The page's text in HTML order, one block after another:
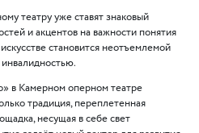
театру уже ставят знаковый
и акцентов на важности понятия
становится неотъемлемой
в Камерном оперном театре
традиция, переплетенная
несущая в себе свет